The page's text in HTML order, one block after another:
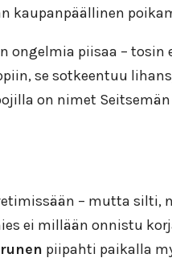
kaupanpäällinen
piisaa – tosin
se sotkeentuu
on nimet
– mutta silti,
ei millään onnistu
piipahti paikalla